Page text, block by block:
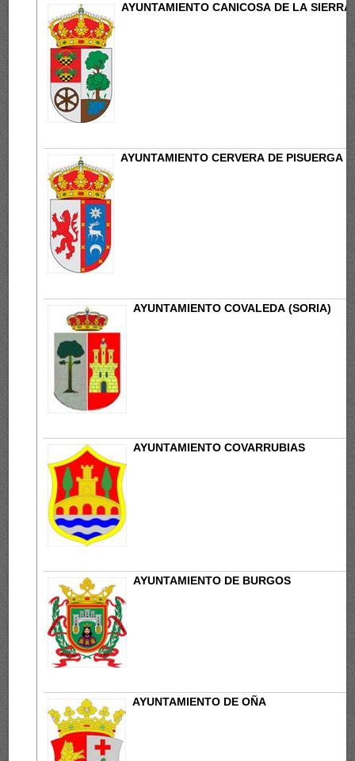
AYUNTAMIENTO CANICOSA DE LA SIERRA
AYUNTAMIENTO CERVERA DE PISUERGA
AYUNTAMIENTO COVALEDA (SORIA)
AYUNTAMIENTO COVARRUBIAS
AYUNTAMIENTO DE BURGOS
AYUNTAMIENTO DE OÑA